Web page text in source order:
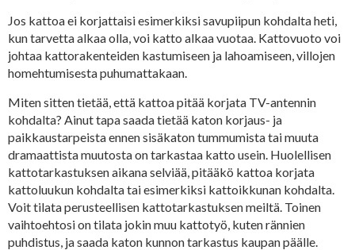
Jos kattoa ei korjattaisi esimerkiksi savupiipun kohdalta heti,
kun tarvetta alkaa olla, voi katto alkaa vuotaa. Kattovuoto voi
johtaa kattorakenteiden kastumiseen ja lahoamiseen, villojen
homehtumisesta puhumattakaan.
Miten sitten tietää, että kattoa pitää korjata TV-antennin
kohdalta? Ainut tapa saada tietää katon korjaus- ja
paikkaustarpeista ennen sisäkaton tummumista tai muuta
dramaattista muutosta on tarkastaa katto usein. Huolellisen
kattotarkastuksen aikana selviää, pitääkö kattoa korjata
kattoluukun kohdalta tai esimerkiksi kattoikkunan kohdalta.
Voit tilata perusteellisen kattotarkastuksen meiltä. Toinen
vaihtoehtosi on tilata jokin muu kattotyö, kuten rännien
puhdistus, ja saada katon kunnon tarkastus kaupan päälle.